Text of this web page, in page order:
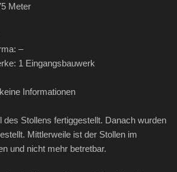
Meter
–
1 Eingangsbauwerk
Informationen
des Stollens fertiggestellt. Danach wurden
Mittlerweile ist der Stollen im
und nicht mehr betretbar.